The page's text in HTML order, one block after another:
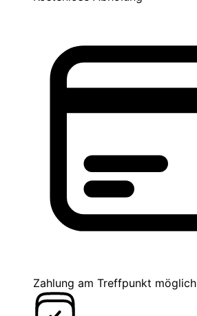
Zahlung am Treffpunkt möglich